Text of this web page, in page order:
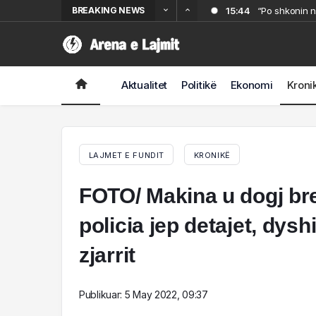
BREAKING NEWS 15:44
“Po shkonin
Aktualitet Politikë Ekonomi
LAJMET E FUNDIT KRONIKË
FOTO/ Makina u dogj
policia jep detajet,
zjarrit
Publikuar: 5 May 2022, 09:37